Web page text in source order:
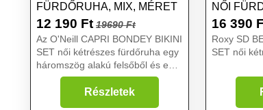
FÜRDŐRUHA, MIX, MÉRET
12 190 Ft 19690 Ft
Az O'Neill CAPRI BONDEY BIKINI
SET női kétrészes fürdőruha egy
háromszög alakú felsőből és egy
középmagas alsóból áll. A párnák
kivehetők a kosarakból, az alsó
közepes takarást biztosít. A felső
Részletek
NŐI
MÉRET
16 390
Roxy SD
SET női